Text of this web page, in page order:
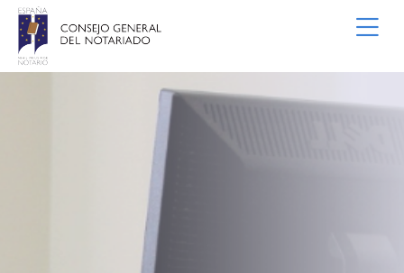
Overslaan en naar hoofdinhoud gaan